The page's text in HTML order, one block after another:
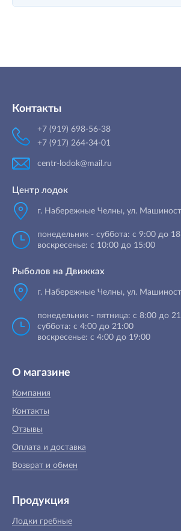
Контакты
+7 (919) 698-56-38
+7 (917) 264-34-01
centr-lodok@mail.ru
Центр лодок
г. Набережные Челны, ул.
понедельник - суббота: с 9:00 до
воскресенье: с 10:00 до 15:00
Рыболов на Движках
г. Набережные Челны, ул.
понедельник - пятница: с 8:00 до
суббота: с 4:00 до 21:00
воскресенье: с 4:00 до 19:00
О магазине
Компания
Контакты
Отзывы
Оплата и доставка
Возврат и обмен
Продукция
Лодки гребные